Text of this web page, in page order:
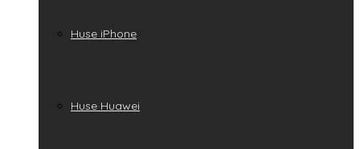
Huse iPhone
Huse Huawei